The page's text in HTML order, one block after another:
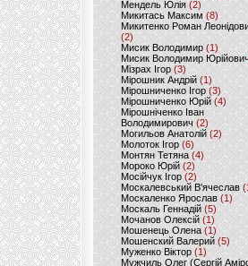
Мендель Юлія (2)
Микитась Максим (8)
Микитенко Роман
(2)
Мисик Володимир (1)
Мисик Володимир Юрійович
Мізрах Ігор(3)
Мірошник Андрій(1)
Мірошниченко Ігор (3)
Мірошниченко Юрій(4)
Мірошніченко Іван
Володимирович (2)
Могильов Анатолій (2)
Молоток Ігор (6)
Монтян Тетяна (4)
Мороко Юрій(2)
Мосійчук Ігор (2)
Москалевський В'ячеслав
Москаленко Ярослав (1)
Москаль Геннадій (5)
Мочанов Олексій(1)
Мошенець Олена(1)
Мошенский Валерий (5)
Муженко Віктор (1)
Мужчиль Олег (Сергій